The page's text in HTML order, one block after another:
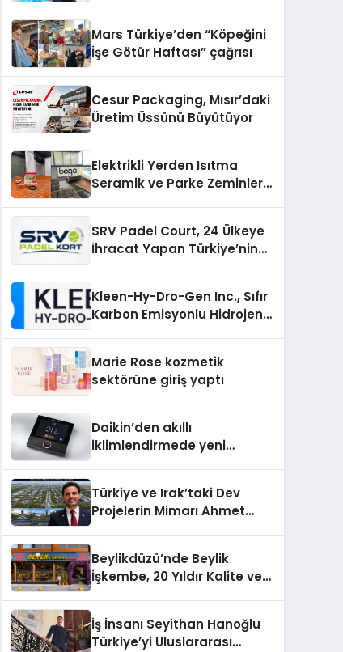
Mars Türkiye’den “Köpeğini
İşe Götür Haftası” çağrısı
Cesur Packaging, Mısır’daki
Üretim Üssünü Büyütüyor
Elektrikli Yerden Isıtma
Seramik ve Parke Zeminler
SRV Padel Court, 24 Ülkeye
İhracat Yapan Türkiye’nin
Kleen-Hy-Dro-Gen Inc., Sıfır
Karbon Emisyonlu Hidrojen
Aldı
Marie Rose kozmetik
sektörüne giriş yaptı
Daikin’den akıllı
iklimlendirmede yeni
Türkiye ve Irak’taki Dev
Projelerin Mimarı Ahmet
Holding Industrial City”
Projesini Hayata Geçirecek
Beylikdüzü’nde Beylik
İşkembe, 20 Yıldır Kalite ve
İş İnsanı Seyithan Hanoğlu
Türkiye’yi Uluslararası